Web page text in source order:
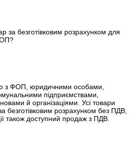
за безготівковим розрахунком для
з ФОП, юридичними особами,
підприємствами,
й організаціями. Усі товари
безготівковим розрахунком без ПДВ,
також доступний продаж з ПДВ.